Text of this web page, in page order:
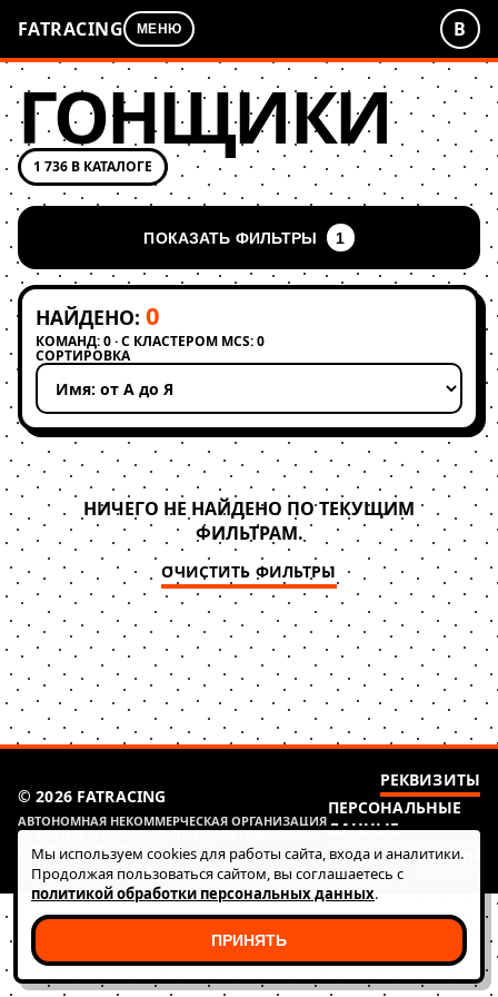
FATRACING МЕНЮ В
ГОНЩИКИ
1 736 В КАТАЛОГЕ
ПОКАЗАТЬ ФИЛЬТРЫ 1
НАЙДЕНО: 0
КОМАНД: 0 · С КЛАСТЕРОМ MCS: 0
СОРТИРОВКА
Применить сортировку
НИЧЕГО НЕ НАЙДЕНО ПО ТЕКУЩИМ
ФИЛЬТРАМ.
ОЧИСТИТЬ ФИЛЬТРЫ
© 2026 FATRACING
АВТОНОМНАЯ НЕКОММЕРЧЕСКАЯ ОРГАНИЗАЦИЯ
РАЗВИТИЯ ВЕЛОСИПЕДНОГО ДВИЖЕНИЯ "КЛУБ
ФАТ РЭЙСИНГ (ГОНКИ)"
РЕКВИЗИТЫ
ПЕРСОНАЛЬНЫЕ
ДАННЫЕ
HEALTH
Мы используем cookies для работы сайта, входа и аналитики.
Продолжая пользоваться сайтом, вы соглашаетесь с
политикой обработки персональных данных.
ПРИНЯТЬ